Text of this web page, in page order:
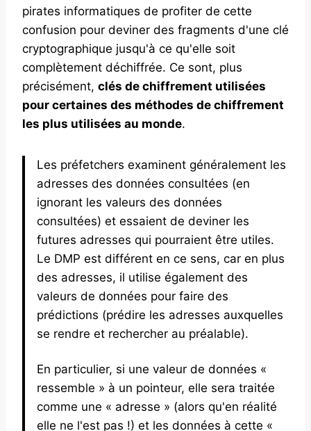
pirates informatiques de profiter de cette
confusion pour deviner des fragments d'une clé
cryptographique jusqu'à ce qu'elle soit
complètement déchiffrée. Ce sont, plus
précisément, clés de chiffrement utilisées
pour certaines des méthodes de chiffrement
les plus utilisées au monde.
Les préfetchers examinent généralement les
adresses des données consultées (en
ignorant les valeurs des données
consultées) et essaient de deviner les
futures adresses qui pourraient être utiles.
Le DMP est différent en ce sens, car en plus
des adresses, il utilise également des
valeurs de données pour faire des
prédictions (prédire les adresses auxquelles
se rendre et rechercher au préalable).
En particulier, si une valeur de données «
ressemble » à un pointeur, elle sera traitée
comme une « adresse » (alors qu'en réalité
elle ne l'est pas !) et les données à cette «